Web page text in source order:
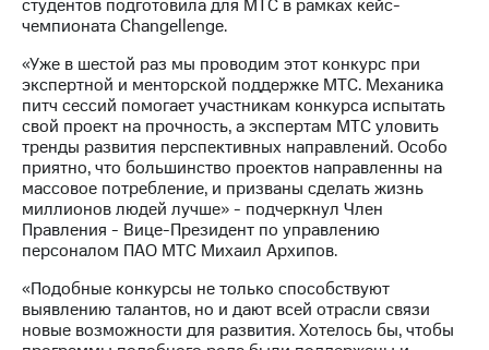
студентов подготовила для МТС в рамках кейс-
чемпионата Changellenge.
«Уже в шестой раз мы проводим этот конкурс при
экспертной и менторской поддержке МТС. Механика
питч сессий помогает участникам конкурса испытать
свой проект на прочность, а экспертам МТС уловить
тренды развития перспективных направлений. Особо
приятно, что большинство проектов направленны на
массовое потребление, и призваны сделать жизнь
миллионов людей лучше» - подчеркнул Член
Правления - Вице-Президент по управлению
персоналом ПАО МТС Михаил Архипов.
«Подобные конкурсы не только способствуют
выявлению талантов, но и дают всей отрасли связи
новые возможности для развития. Хотелось бы, чтобы